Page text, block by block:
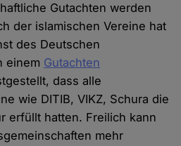
Gutachten werden
der islamischen Vereine hat
des Deutschen
einem Gutachten
dass alle
wie DITIB, VIKZ, Schura die
erfüllt hatten. Freilich kann
mehr